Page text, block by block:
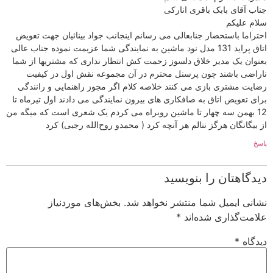
جناب آقای بابک باقری انارکی
سلام علیکم
احتراما باستحضار جنابعالی می رسانم اینجانب جواد بینائیان جهت تعویض
اتاق پراید 131 مدل نود ماشین به نمایندگی شما عزیمت نموده جناب عالی
بعنوان یک مدیر خلاق دلسوز زحمت کش انتظار نداری که مشتریها از شما
ناراضی باشند چون پرسنل محترم در آن مجموعه نقش اول در کیفیت
رضایت مشتری بازی می کنند خلاصه کلام اگر مجوز راهنمایی و رانندگی
برای تعویض اتاق به صافکاری های بیرون نمایندگی می دادند اول تیرماه تا
12 بهمن سه چهار تا ماشین روبراه می کردم یک شعری است که میگه من
از بیگانگان هرگز ننالم هر آنچه کرد ( محمدو روح‌الله رجبی) کرد
پاسخ
دیدگاهتان را بنویسید
نشانی ایمیل شما منتشر نخواهد شد. بخش‌های موردنیاز
علامت‌گذاری شده‌اند*
دیدگاه*